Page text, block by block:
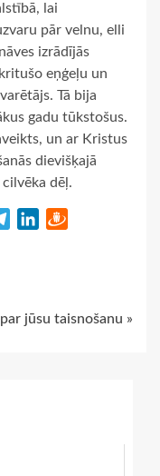
lai
pār velnu, elli
izrādījās
eņģeļu un
Tā bija
gadu tūkstošus.
un ar Kristus
dievišķajā
dēļ.
TelegramLinkedIn
jūsu taisnošanu »